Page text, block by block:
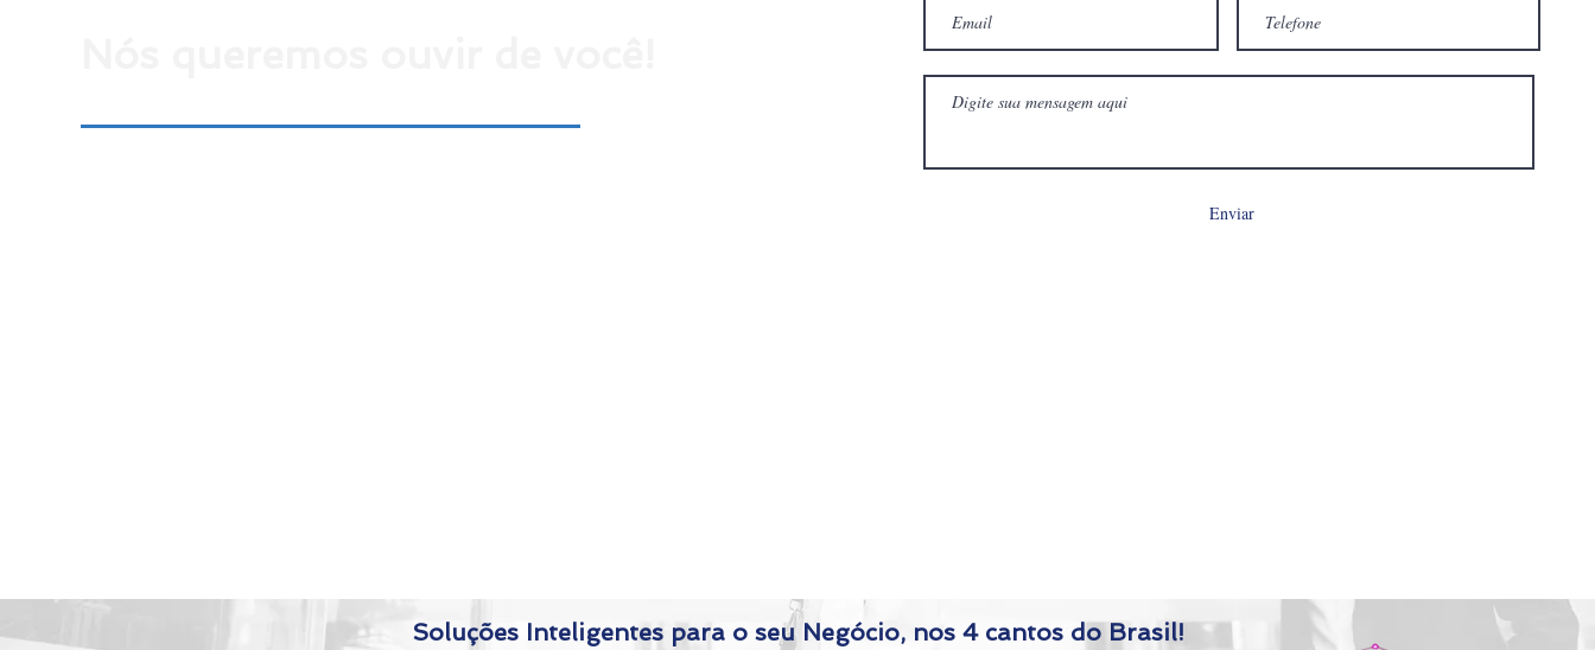
Enviar
Soluções Inteligentes para o seu Negócio, nos 4 cantos do Brasil!